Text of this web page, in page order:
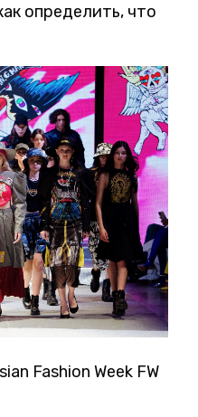
определить, что
Fashion Week FW